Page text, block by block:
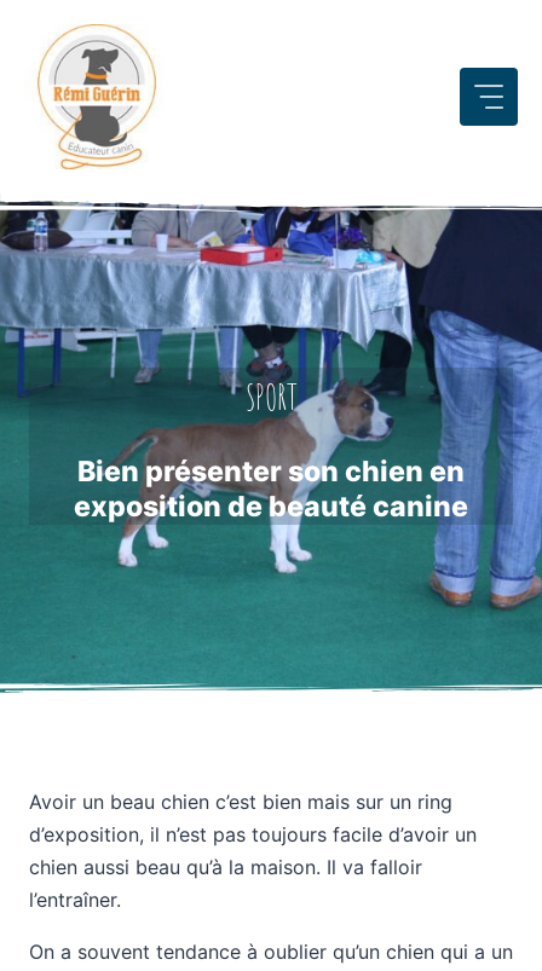
contenu
SPORT
Bien présenter son chien en
exposition de beauté canine
Avoir un beau chien c’est bien mais sur un ring
d’exposition, il n’est pas toujours facile d’avoir un
chien aussi beau qu’à la maison. Il va falloir
l’entraîner.
On a souvent tendance à oublier qu’un chien qui a un